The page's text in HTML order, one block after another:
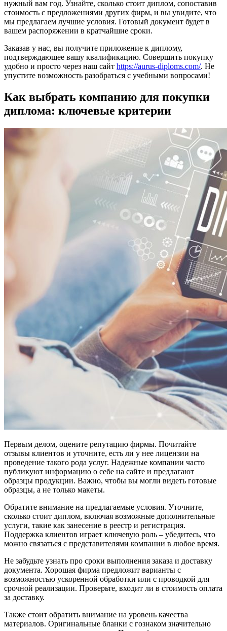
нужный вам год. Узнайте, сколько стоит диплом, сопоставив
стоимость с предложениями других фирм, и вы увидите, что
мы предлагаем лучшие условия. Готовый документ будет в
вашем распоряжении в кратчайшие сроки.
Заказав у нас, вы получите приложение к диплому,
подтверждающее вашу квалификацию. Совершить покупку
удобно и просто через наш сайт https://aurus-diploms.com/. Не
упустите возможность разобраться с учебными вопросами!
Как выбрать компанию для покупки
диплома: ключевые критерии
Первым делом, оцените репутацию фирмы. Почитайте
отзывы клиентов и уточните, есть ли у нее лицензии на
проведение такого рода услуг. Надежные компании часто
публикуют информацию о себе на сайте и предлагают
образцы продукции. Важно, чтобы вы могли видеть готовые
образцы, а не только макеты.
Обратите внимание на предлагаемые условия. Уточните,
сколько стоит диплом, включая возможные дополнительные
услуги, такие как занесение в реестр и регистрация.
Поддержка клиентов играет ключевую роль – убедитесь, что
можно связаться с представителями компании в любое время.
Не забудьте узнать про сроки выполнения заказа и доставку
документа. Хорошая фирма предложит варианты с
возможностью ускоренной обработки или с проводкой для
срочной реализации. Проверьте, входит ли в стоимость оплата
за доставку.
Также стоит обратить внимание на уровень качества
материалов. Оригинальные бланки с гознаком значительно